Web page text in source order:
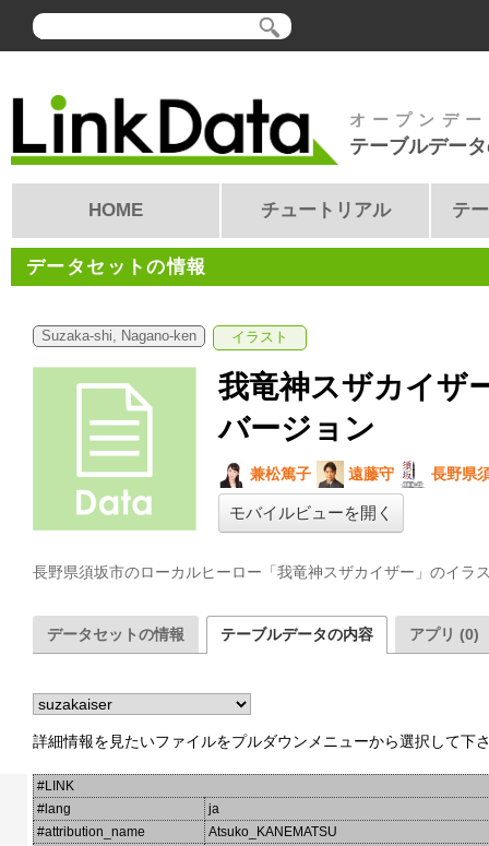
オープンデ
テーブルデー
HOME チュートリアル テ
データセットの情報
Suzaka-shi, Nagano-ken イラスト
我竜神スザカイザ
バージョン
兼松篤子 遠藤守 長野県
モバイルビューを開く
長野県須坂市のローカルヒーロー「我竜神スザカイザー」のイラ
データセットの情報 テーブルデータの内容 アプリ (0)
詳細情報を見たいファイルをプルダウンメニューから選択して下
#LINK
#lang
ja
#attribution_name
Atsuko_KANEMATSU